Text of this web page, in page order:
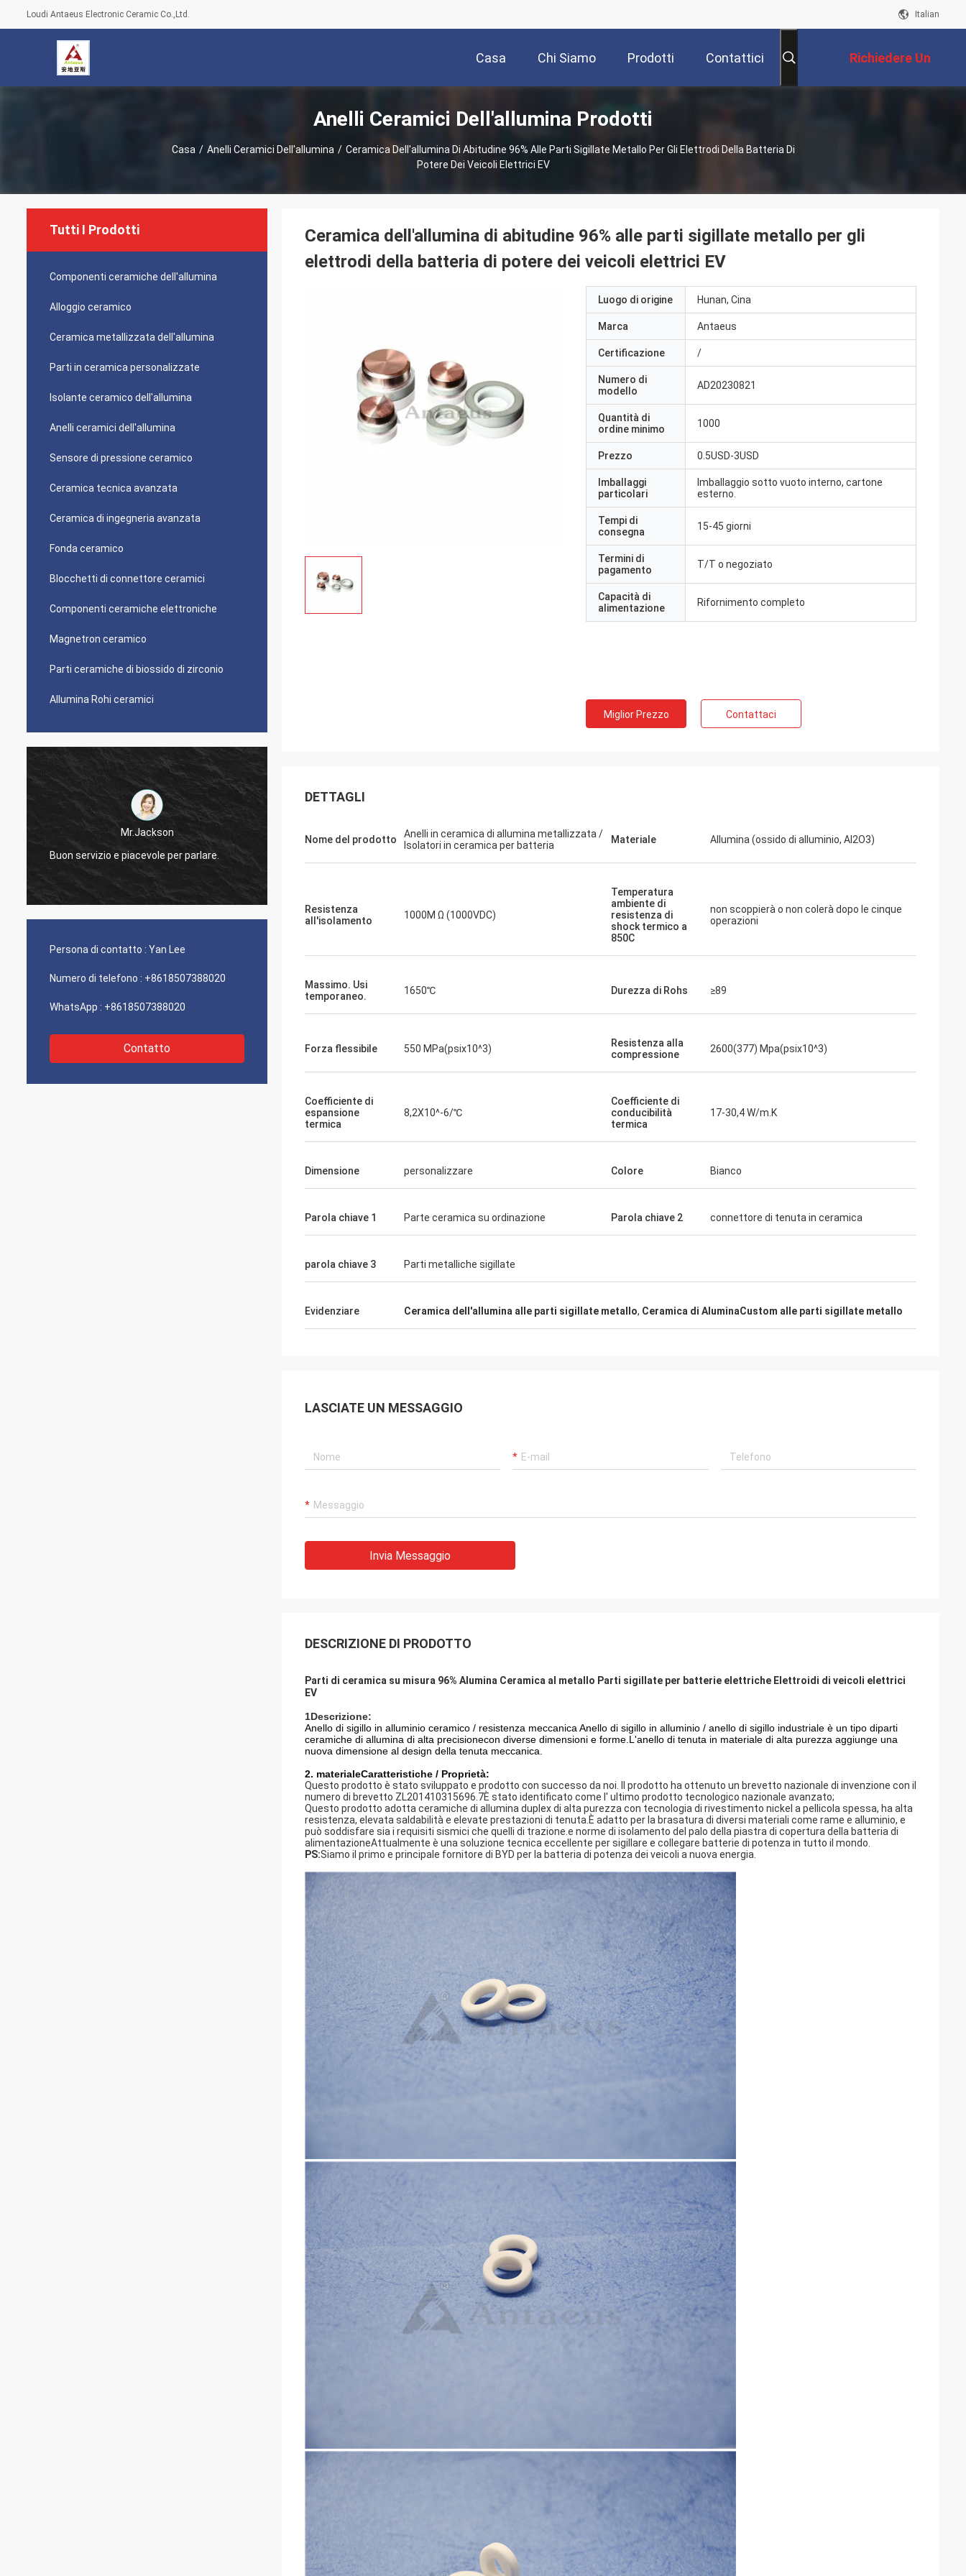
Loudi Antaeus Electronic Ceramic Co.,Ltd. Italian
Casa Chi Siamo Prodotti Contattici Richiedere Un
Preventivo
Anelli Ceramici Dell'allumina Prodotti
Casa / Anelli Ceramici Dell'allumina / Ceramica Dell'allumina Di Abitudine 96% Alle Parti Sigillate Metallo Per Gli Elettrodi Della Batteria Di
Potere Dei Veicoli Elettrici EV
Tutti I Prodotti
Componenti ceramiche dell'allumina
Alloggio ceramico
Ceramica metallizzata dell'allumina
Parti in ceramica personalizzate
Isolante ceramico dell'allumina
Anelli ceramici dell'allumina
Sensore di pressione ceramico
Ceramica tecnica avanzata
Ceramica di ingegneria avanzata
Fonda ceramico
Blocchetti di connettore ceramici
Componenti ceramiche elettroniche
Magnetron ceramico
Parti ceramiche di biossido di zirconio
Allumina Rohi ceramici
Mr.Farn
Risponda molto veloce e facile parlare!
Persona di contatto : Yan Lee
Numero di telefono : +8618507388020
WhatsApp : +8618507388020
Contatto
Ceramica dell'allumina di abitudine 96% alle parti sigillate metallo per gli
elettrodi della batteria di potere dei veicoli elettrici EV
Luogo di origine Hunan, Cina
Marca Antaeus
Certificazione /
Numero di
modello
AD20230821
Quantità di
ordine minimo
1000
Prezzo 0.5USD-3USD
Imballaggi
particolari
Imballaggio sotto vuoto interno, cartone
esterno.
Tempi di
consegna
15-45 giorni
Termini di
pagamento
T/T o negoziato
Capacità di
alimentazione
Rifornimento completo
Miglior Prezzo Contattaci
DETTAGLI
Nome del prodotto
Anelli in ceramica di allumina metallizzata /
Isolatori in ceramica per batteria
Materiale Allumina (ossido di alluminio, Al2O3)
Resistenza
all'isolamento
1000M Ω (1000VDC)
Temperatura
ambiente di
resistenza di
shock termico a
850C
non scoppierà o non colerà dopo le cinque
operazioni
Massimo. Usi
temporaneo.
1650℃ Durezza di Rohs ≥89
Forza flessibile 550 MPa(psix10^3)
Resistenza alla
compressione
2600(377) Mpa(psix10^3)
Coefficiente di
espansione
termica
8,2X10^-6/℃
Coefficiente di
conducibilità
termica
17-30,4 W/m.K
Dimensione personalizzare Colore Bianco
Parola chiave 1 Parte ceramica su ordinazione Parola chiave 2 connettore di tenuta in ceramica
parola chiave 3 Parti metalliche sigillate
Evidenziare Ceramica dell'allumina alle parti sigillate metallo, Ceramica di AluminaCustom alle parti sigillate metallo
LASCIATE UN MESSAGGIO
Invia Messaggio
DESCRIZIONE DI PRODOTTO
Parti di ceramica su misura 96% Alumina Ceramica al metallo Parti sigillate per batterie elettriche Elettroidi di veicoli elettrici
EV
1Descrizione:
Anello di sigillo in alluminio ceramico / resistenza meccanica Anello di sigillo in alluminio / anello di sigillo industriale è un tipo diparti
ceramiche di allumina di alta precisionecon diverse dimensioni e forme. L'anello di tenuta in materiale di alta purezza aggiunge una
nuova dimensione al design della tenuta meccanica.
2. materialeCaratteristiche / Proprietà:
Questo prodotto è stato sviluppato e prodotto con successo da noi. Il prodotto ha ottenuto un brevetto nazionale di invenzione con il
numero di brevetto ZL201410315696.7È stato identificato come l' ultimo prodotto tecnologico nazionale avanzato;
Questo prodotto adotta ceramiche di allumina duplex di alta purezza con tecnologia di rivestimento nickel a pellicola spessa, ha alta
resistenza, elevata saldabilità e elevate prestazioni di tenuta.È adatto per la brasatura di diversi materiali come rame e alluminio, e
può soddisfare sia i requisiti sismici che quelli di trazione.e norme di isolamento del palo della piastra di copertura della batteria di
alimentazioneAttualmente è una soluzione tecnica eccellente per sigillare e collegare batterie di potenza in tutto il mondo.
PS:Siamo il primo e principale fornitore di BYD per la batteria di potenza dei veicoli a nuova energia.